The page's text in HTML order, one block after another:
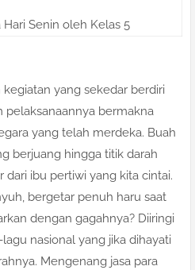
Senin oleh Kelas 5
yang sekedar berdiri
pelaksanaannya bermakna
yang telah merdeka. Buah
berjuang hingga titik darah
dari ibu pertiwi yang kita cintai.
bergetar penuh haru saat
dengan gagahnya? Diiringi
nasional yang jika dihayati
Mengenang jasa para